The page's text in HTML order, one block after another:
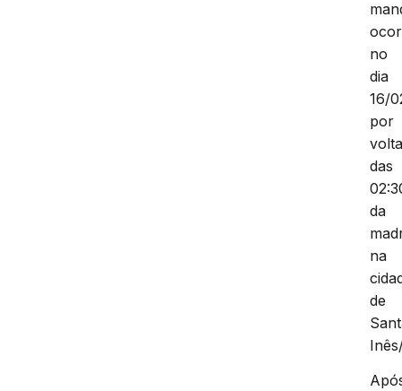
no
dia
16/
por
das
da
na
de